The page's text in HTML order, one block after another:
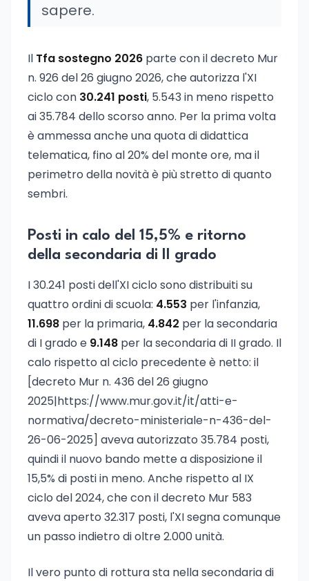
sapere.
Il Tfa sostegno 2026 parte con il decreto Mur
n. 926 del 26 giugno 2026, che autorizza l'XI
ciclo con 30.241 posti, 5.543 in meno rispetto
ai 35.784 dello scorso anno. Per la prima volta
è ammessa anche una quota di didattica
telematica, fino al 20% del monte ore, ma il
perimetro della novità è più stretto di quanto
sembri.
Posti in calo del 15,5% e ritorno
della secondaria di II grado
I 30.241 posti dell'XI ciclo sono distribuiti su
quattro ordini di scuola: 4.553 per l'infanzia,
11.698 per la primaria, 4.842 per la secondaria
di I grado e 9.148 per la secondaria di II grado. Il
calo rispetto al ciclo precedente è netto: il
[decreto Mur n. 436 del 26 giugno
2025|https://www.mur.gov.it/it/atti-e-
normativa/decreto-ministeriale-n-436-del-
26-06-2025] aveva autorizzato 35.784 posti,
quindi il nuovo bando mette a disposizione il
15,5% di posti in meno. Anche rispetto al IX
ciclo del 2024, che con il decreto Mur 583
aveva aperto 32.317 posti, l'XI segna comunque
un passo indietro di oltre 2.000 unità.
Il vero punto di rottura sta nella secondaria di